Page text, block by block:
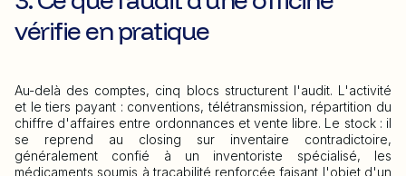
vérifie en pratique
Au-delà des comptes, cinq blocs structurent l'audit. L'activité
et le tiers payant : conventions, télétransmission, répartition du
chiffre d'affaires entre ordonnances et vente libre. Le stock : il
se reprend au closing sur inventaire contradictoire,
généralement confié à un inventoriste spécialisé, les
médicaments soumis à traçabilité renforcée faisant l'objet d'un